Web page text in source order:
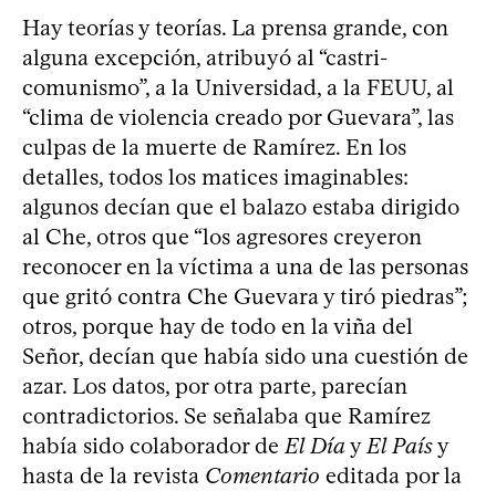
Hay teorías y teorías. La prensa grande, con
alguna excepción, atribuyó al “castri-
comunismo”, a la Universidad, a la FEUU, al
“clima de violencia creado por Guevara”, las
culpas de la muerte de Ramírez. En los
detalles, todos los matices imaginables:
algunos decían que el balazo estaba dirigido
al Che, otros que “los agresores creyeron
reconocer en la víctima a una de las personas
que gritó contra Che Guevara y tiró piedras”;
otros, porque hay de todo en la viña del
Señor, decían que había sido una cuestión de
azar. Los datos, por otra parte, parecían
contradictorios. Se señalaba que Ramírez
había sido colaborador deEl DíayEl Paísy
hasta de la revista Comentario editada por la